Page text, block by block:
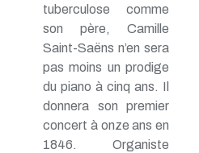
tuberculose comme
son père, Camille
Saint-Saëns n’en sera
pas moins un prodige
du piano à cinq ans. Il
donnera son premier
concert à onze ans en
1846. Organiste